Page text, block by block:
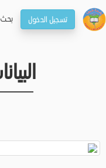
تسجيل الدخول